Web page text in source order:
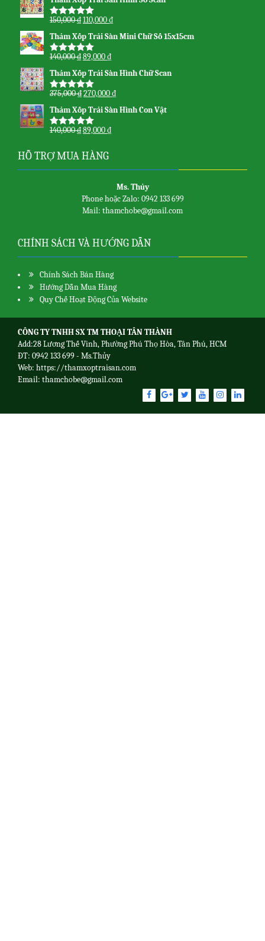
sao
Được xếp
sao
150,000₫110,000₫
Thảm Xốp Trải Sàn Mini Chữ Số 15x15cm
Được xếp
sao
140,000₫89,000₫
Thảm Xốp Trải Sàn Hình Chữ Scan
Được xếp
sao
375,000₫270,000₫
Thảm Xốp Trải Sàn Hình Con Vật
Được xếp
140,000₫89,000₫
HỖ TRỢ MUA HÀNG
Ms. Thủy
Phone hoặc Zalo: 0942 133 699
Mail: thamchobe@gmail.com
CHÍNH SÁCH VÀ HƯỚNG DẪN
Chính Sách Bán Hàng
Hướng Dẫn Mua Hàng
Quy Chế Hoạt Động Của Website
CÔNG TY TNHH SX TM THOẠI TÂN THÀNH
Add:28 Lương Thế Vinh, Phường Phú Thọ Hòa, Tân Phú, HCM
ĐT: 0942 133 699 - Ms.Thủy
Web: https://thamxoptraisan.com
Email: thamchobe@gmail.com